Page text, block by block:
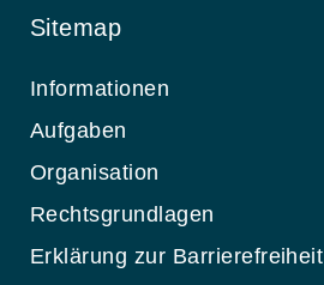
Sitemap
Informationen
Aufgaben
Organisation
Rechtsgrundlagen
Erklärung zur Barrierefreiheit